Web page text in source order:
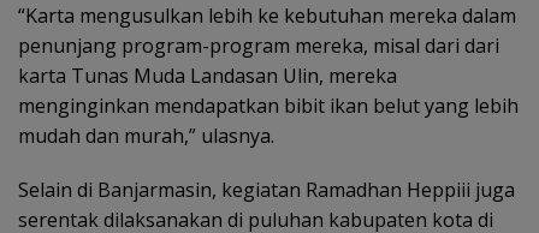
“Karta mengusulkan lebih ke kebutuhan mereka dalam
penunjang program-program mereka, misal dari dari
karta Tunas Muda Landasan Ulin, mereka
menginginkan mendapatkan bibit ikan belut yang lebih
mudah dan murah,” ulasnya.
Selain di Banjarmasin, kegiatan Ramadhan Heppiii juga
serentak dilaksanakan di puluhan kabupaten kota di